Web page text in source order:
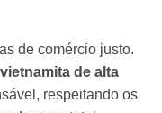
de comércio justo.
de alta
respeitando os